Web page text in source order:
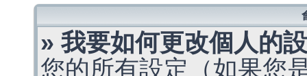
» 我要如何更改個人的
您的所有設定（如果您